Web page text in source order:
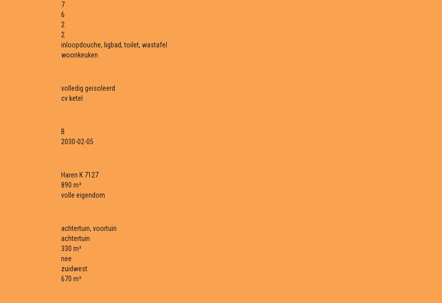
7
6
2
2
inloopdouche, ligbad, toilet, wastafel
woonkeuken
volledig geisoleerd
cv ketel
B
2030-02-05
Haren K 7127
890 m²
volle eigendom
achtertuin, voortuin
achtertuin
330 m²
nee
zuidwest
670 m²